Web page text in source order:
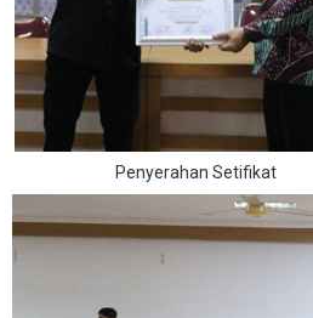
Penyerahan Setifikat